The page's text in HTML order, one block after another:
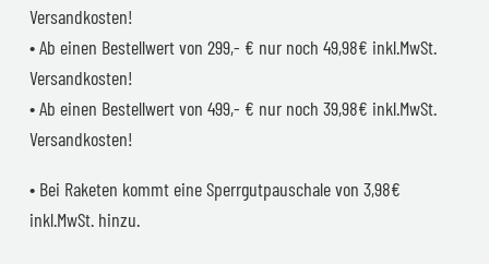
Versandkosten!
• Ab einen Bestellwert von 299,- € nur noch 49,98€ inkl.MwSt.
Versandkosten!
• Ab einen Bestellwert von 499,- € nur noch 39,98€ inkl.MwSt.
Versandkosten!
• Bei Raketen kommt eine Sperrgutpauschale von 3,98€
inkl.MwSt. hinzu.